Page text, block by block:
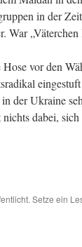
in der
War
vor den
der Ukraine
dabei,
Setze ein